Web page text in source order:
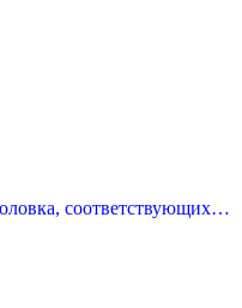
соответствующих…